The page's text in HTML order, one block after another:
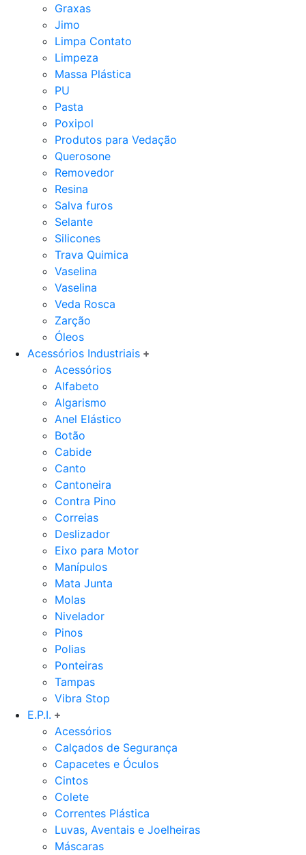
Graxas
Jimo
Limpa Contato
Limpeza
Massa Plástica
PU
Pasta
Poxipol
Produtos para Vedação
Querosone
Removedor
Resina
Salva furos
Selante
Silicones
Trava Quimica
Vaselina
Vaselina
Veda Rosca
Zarção
Óleos
Acessórios Industriais
Acessórios
Alfabeto
Algarismo
Anel Elástico
Botão
Cabide
Canto
Cantoneira
Contra Pino
Correias
Deslizador
Eixo para Motor
Manípulos
Mata Junta
Molas
Nivelador
Pinos
Polias
Ponteiras
Tampas
Vibra Stop
E.P.I.
Acessórios
Calçados de Segurança
Capacetes e Óculos
Cintos
Colete
Correntes Plástica
Luvas, Aventais e Joelheiras
Máscaras